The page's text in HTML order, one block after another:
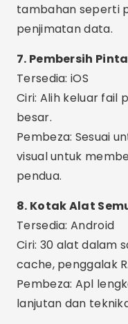
daripada apl yang
Pembeza: Lanjutan
untuk pengguna
Ciri
Jadual
setiap hari.
Makluman
apabila
terjejas.
Analisis
ruang.